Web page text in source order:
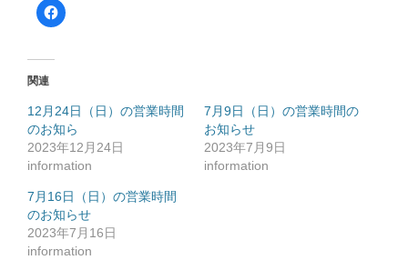
F
a
共
有
す
る
に
は
ク
ッ
ク
し
て
く
だ
さ
関連
12月24日（日）の営業時間
のお知ら
2023年12月24日
information
7月9日（日）の営業時間の
お知らせ
2023年7月9日
information
7月16日（日）の営業時間
のお知らせ
2023年7月16日
information